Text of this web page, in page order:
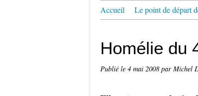
Accueil Le point de départ
Homélie du
Publié le 4 mai 2008 par Michel